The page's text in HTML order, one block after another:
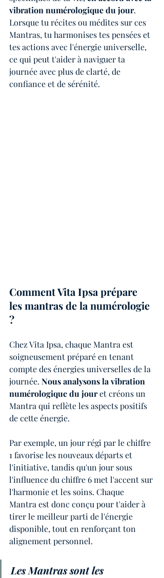
vibration numérologique du jour.
Lorsque tu récites ou médites sur ces
Mantras, tu harmonises tes pensées et
tes actions avec l'énergie universelle,
ce qui peut t'aider à naviguer ta
journée avec plus de clarté, de
confiance et de sérénité.
Comment Vita Ipsa prépare
les mantras de la numérologie
?
Chez Vita Ipsa, chaque Mantra est
soigneusement préparé en tenant
compte des énergies universelles de la
journée. Nous analysons la vibration
numérologique du jour et créons un
Mantra qui reflète les aspects positifs
de cette énergie.
Par exemple, un jour régi par le chiffre
1 favorise les nouveaux départs et
l'initiative, tandis qu'un jour sous
l'influence du chiffre 6 met l'accent sur
l'harmonie et les soins. Chaque
Mantra est donc conçu pour t'aider à
tirer le meilleur parti de l'énergie
disponible, tout en renforçant ton
alignement personnel.
Les Mantras sont les